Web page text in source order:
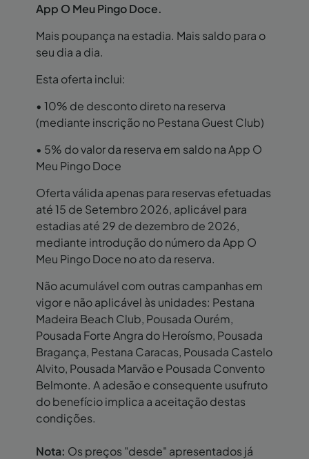
App O Meu Pingo Doce.
Mais poupança na estadia. Mais saldo para o
seu dia a dia.
Esta oferta inclui:
• 10% de desconto direto na reserva
(mediante inscrição no Pestana Guest Club)
• 5% do valor da reserva em saldo na App O
Meu Pingo Doce
Oferta válida apenas para reservas efetuadas
até 15 de Setembro 2026, aplicável para
estadias até 29 de dezembro de 2026,
mediante introdução do número da App O
Meu Pingo Doce no ato da reserva.
Não acumulável com outras campanhas em
vigor e não aplicável às unidades: Pestana
Madeira Beach Club, Pousada Ourém,
Pousada Forte Angra do Heroísmo, Pousada
Bragança, Pestana Caracas, Pousada Castelo
Alvito, Pousada Marvão e Pousada Convento
Belmonte. A adesão e consequente usufruto
do benefício implica a aceitação destas
condições.
Nota: Os preços "desde" apresentados já